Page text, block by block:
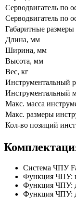
Серводвигатель по
Серводвигатель по
Габаритные размеры
Длина, мм
Ширина, мм
Высота, мм
Вес, кг
Инструментальный
Инструментальный
Макс. масса
Макс. размеры
Кол-во позиций
Система ЧПУ
Функция ЧПУ:
Функция ЧПУ:
Функция ЧПУ: